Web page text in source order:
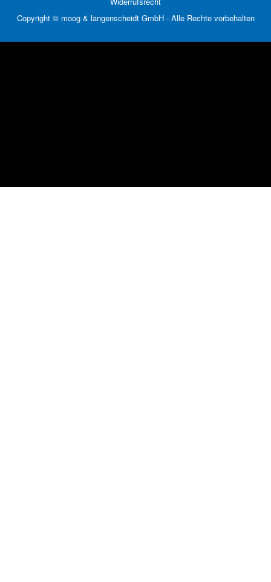
Copyright © moog & langenscheidt GmbH - Alle Rechte vorbehalten